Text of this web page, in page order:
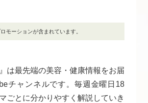
モーションが含まれています。
は最先端の美容・健康情報をお届
チャンネルです。毎週金曜日18
ごとに分かりやすく解説していき